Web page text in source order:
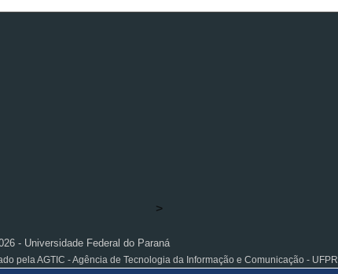
>
- Universidade Federal do Paraná
pela AGTIC - Agência de Tecnologia da Informação e Comunicação - UFPR